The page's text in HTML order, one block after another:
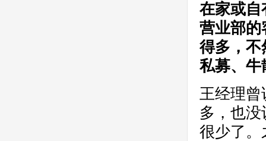
在家或自
营业部的
得多，不
私募、牛
王经理曾
多，也
很少了。